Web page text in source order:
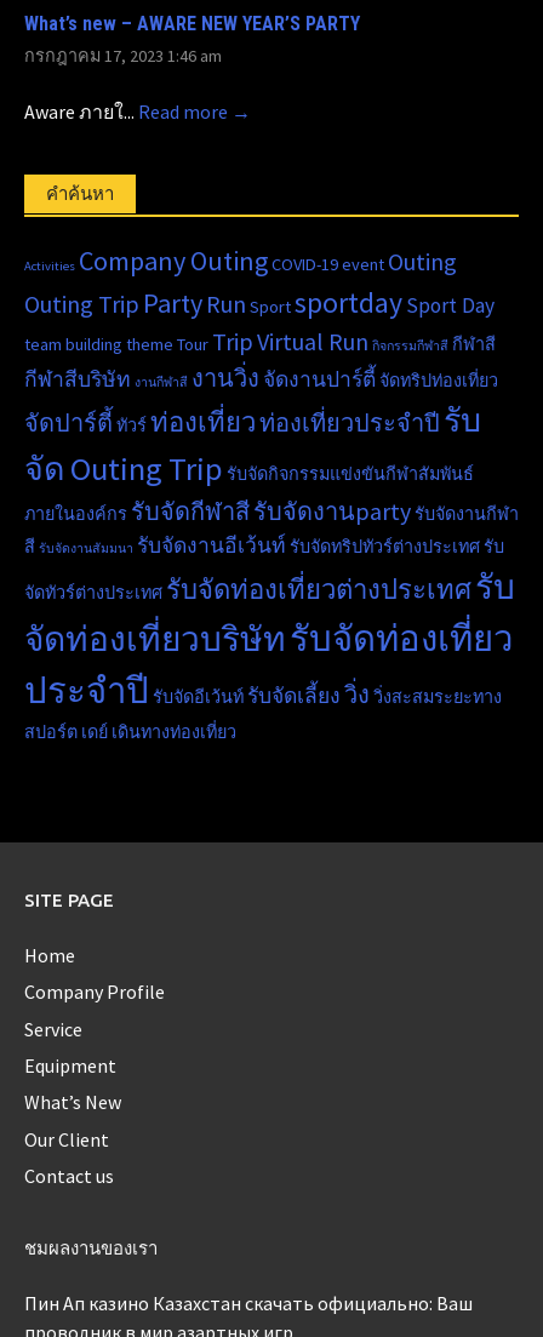
What’s new – AWARE NEW YEAR’S PARTY
กรกฎาคม 17, 2023 1:46 am
Aware ภายใ... Read more →
คำค้นหา
Activities Company OutingCOVID-19event Outing
Outing Trip Party Run SportsportdaySport Day
team building theme Tour TripVirtual Run กิจกรรมกีฬาสี กีฬาสี
กีฬาสีบริษัท งานกีฬาสี งานวิ่ง จัดงานปาร์ตี้ จัดทริปท่องเที่ยว
จัดปาร์ตี้ ทัวร์ท่องเที่ยวท่องเที่ยวประจำปี รับ
จัด Outing Trip รับจัดกิจกรรมแข่งขันกีฬาสัมพันธ์
ภายในองค์กร รับจัดกีฬาสีรับจัดงานpartyรับจัดงานกีฬา
สี รับจัดงานสัมมนา รับจัดงานอีเว้นท์ รับจัดทริปทัวร์ต่างประเทศรับ
จัดทัวร์ต่างประเทศ รับจัดท่องเที่ยวต่างประเทศรับ
จัดท่องเที่ยวบริษัทรับจัดท่องเที่ยว
ประจำปี รับจัดอีเว้นท์ รับจัดเลี้ยงวิ่ง วิ่งสะสมระยะทาง
สปอร์ต เดย์ เดินทางท่องเที่ยว
SITE PAGE
Home
Company Profile
Service
Equipment
What’s New
Our Client
Contact us
ชมผลงานของเรา
Пин Ап казино Казахстан скачать официально: Ваш